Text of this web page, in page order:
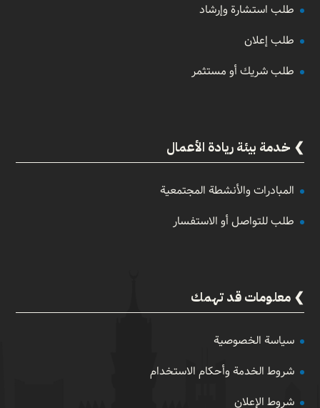
طلب استشارة وإرشاد
طلب إعلان
طلب شريك أو مستثمر
خدمة بيئة ريادة الأعمال
المبادرات والأنشطة المجتمعية
طلب للتواصل أو الاستفسار
معلومات قد تهمك
سياسة الخصوصية
شروط الخدمة وأحكام الاستخدام
شروط الإعلان